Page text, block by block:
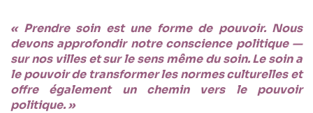
« Prendre soin est une forme de pouvoir. Nous
devons approfondir notre conscience politique —
sur nos villes et sur le sens même du soin. Le soin a
le pouvoir de transformer les normes culturelles et
offre également un chemin vers le pouvoir
politique. »